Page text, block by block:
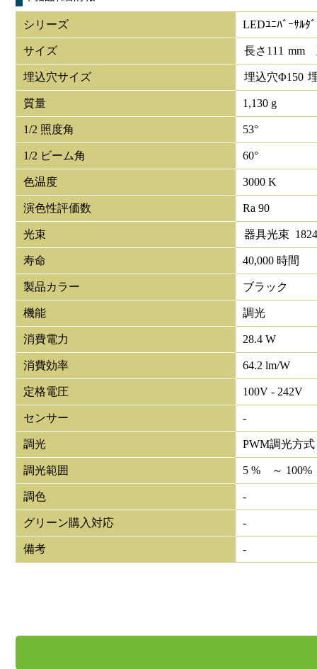
シリーズ LEDﾕﾆﾊﾞｰｻﾙﾀ
サイズ 長さ 111 mm
埋込穴サイズ 埋込穴Φ150
質量 1,130 g
1/2 照度角 53°
1/2 ビーム角 60°
色温度 3000 K
演色性評価数 Ra 90
光束 器具光束
寿命 40,000 時間
製品カラー ブラック
機能 調光
消費電力 28.4 W
消費効率 64.2 lm/W
定格電圧 100V - 242V
センサー -
調光 PWM調光方式
調光範囲 5 % ～ 100%
調色 -
グリーン購入対応 -
備考 -